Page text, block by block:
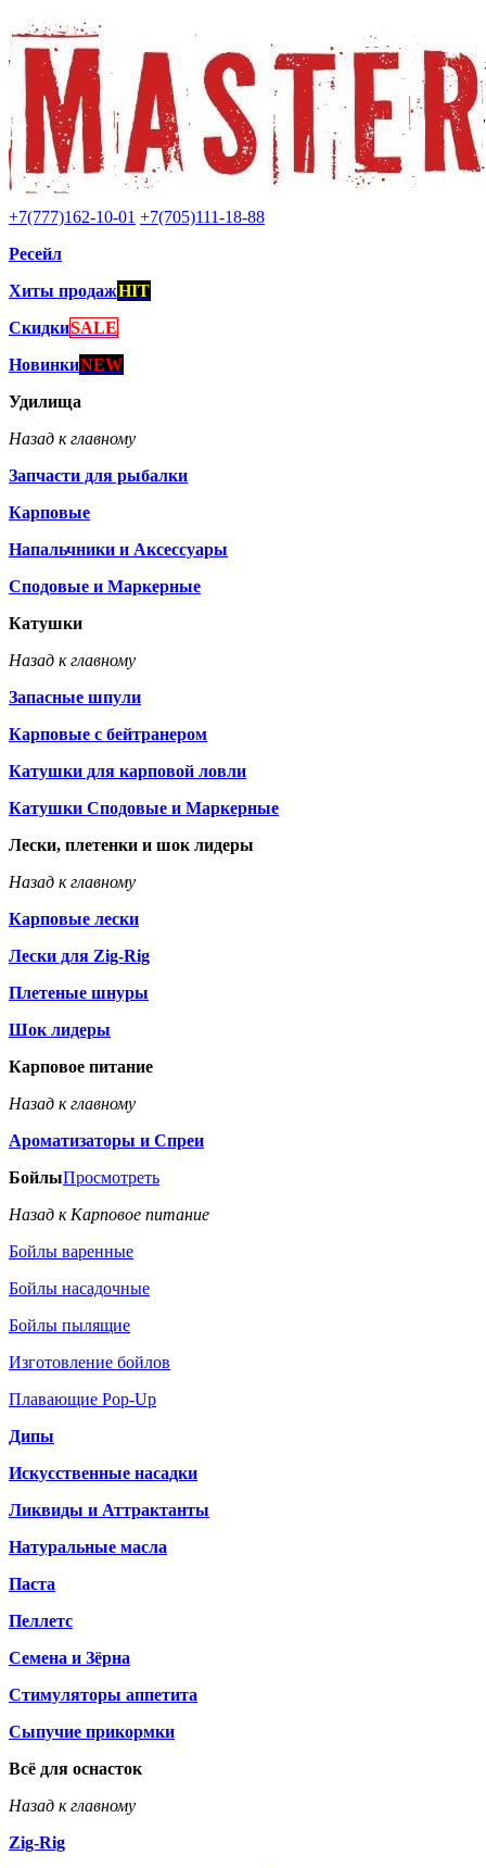
+7(777)162-10-01 +7(705)111-18-88
Ресейл
Хиты продажHIT
СкидкиSALE
НовинкиNEW
Удилища
Назад к главному
Запчасти для рыбалки
Карповые
Напальчники и Аксессуары
Сподовые и Маркерные
Катушки
Назад к главному
Запасные шпули
Карповые с бейтранером
Катушки для карповой ловли
Катушки Сподовые и Маркерные
Лески, плетенки и шок лидеры
Назад к главному
Карповые лески
Лески для Zig-Rig
Плетеные шнуры
Шок лидеры
Карповое питание
Назад к главному
Ароматизаторы и Спреи
БойлыПросмотреть
Назад к Карповое питание
Бойлы варенные
Бойлы насадочные
Бойлы пылящие
Изготовление бойлов
Плавающие Pop-Up
Дипы
Искусственные насадки
Ликвиды и Аттрактанты
Натуральные масла
Паста
Пеллетс
Семена и Зёрна
Стимуляторы аппетита
Сыпучие прикормки
Всё для оснасток
Назад к главному
Zig-Rig